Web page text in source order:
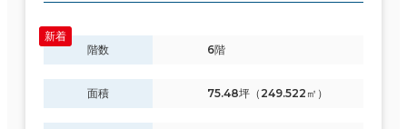
階数 6階
面積 75.48坪（249.522㎡）